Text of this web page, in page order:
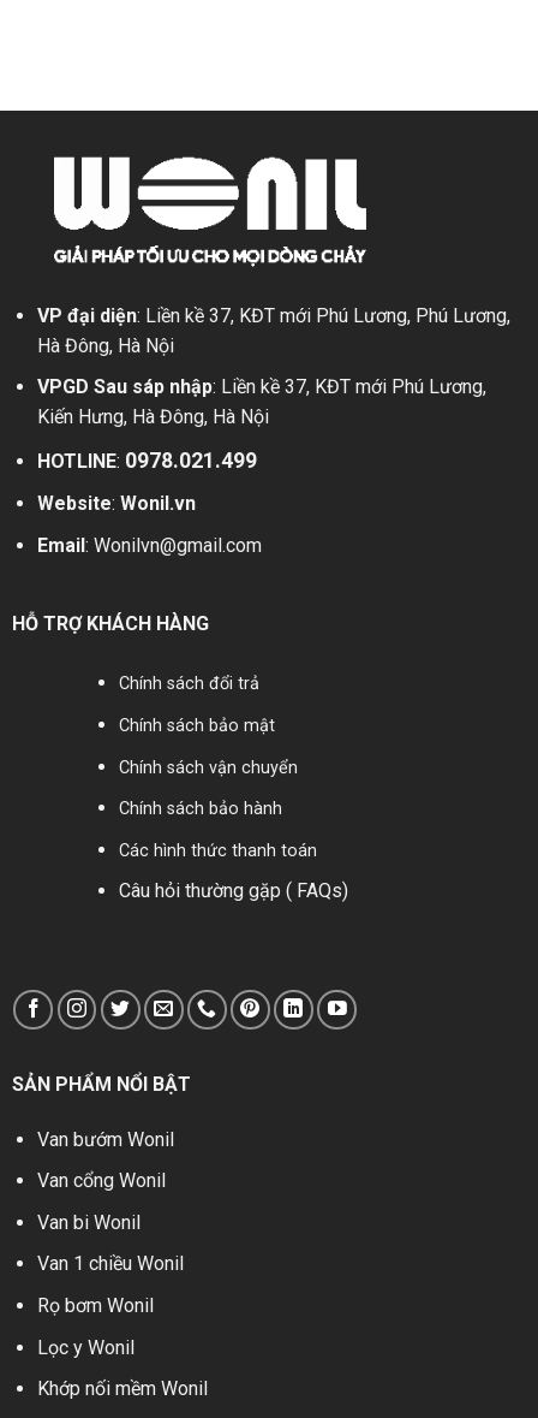
Ưu
loại,
VP đại diện: Liền kề 37, KĐT mới Phú Lương, Phú Lương,
Hà Đông, Hà Nội
VPGD Sau sáp nhập: Liền kề 37, KĐT mới Phú Lương,
Kiến Hưng, Hà Đông, Hà Nội
HOTLINE: 0978.021.499
Website: Wonil.vn
Email: Wonilvn@gmail.com
HỖ TRỢ KHÁCH HÀNG
Chính sách đổi trả
Chính sách bảo mật
Chính sách vận chuyển
Chính sách bảo hành
Các hình thức thanh toán
Câu hỏi thường gặp ( FAQs)
SẢN PHẨM NỔI BẬT
Van bướm Wonil
Van cổng Wonil
Van bi Wonil
Van 1 chiều Wonil
Rọ bơm Wonil
Lọc y Wonil
Khớp nối mềm Wonil